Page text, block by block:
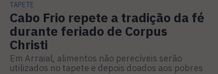
TAPETE
Cabo Frio repete a tradição da fé
durante feriado de Corpus
Christi
Em Arraial, alimentos não perecíveis serão
utilizados no tapete e depois doados aos pobres